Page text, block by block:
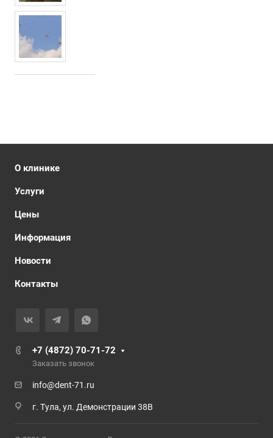
О клинике
Услуги
Цены
Информация
Новости
Контакты
+7 (4872) 70-71-72
Заказать звонок
info@dent-71.ru
г. Тула, ул. Демонстрации 38В